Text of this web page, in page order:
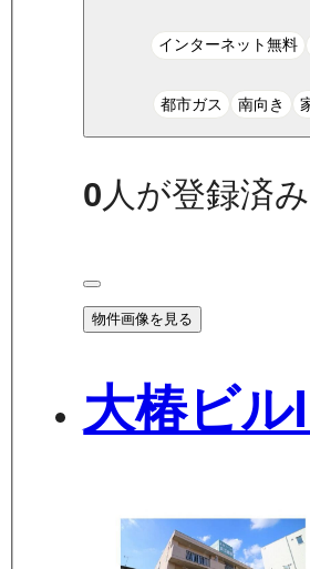
インターネット無料
都市ガス 南向き
0 人が登録済み
物件画像を見る
大椿ビル